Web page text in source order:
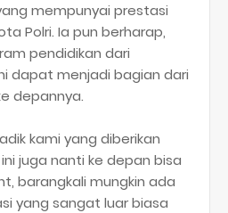
mempunyai prestasi
Polri. Ia pun berharap,
pendidikan dari
dapat menjadi bagian dari
depannya.
kami yang diberikan
juga nanti ke depan bisa
barangkali mungkin ada
yang sangat luar biasa